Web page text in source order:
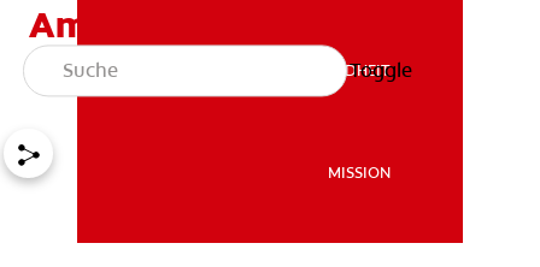
MISSION
MUNDGESUNDHEIT
MISSION
Toggle
Amalgam - Ein
Gesundheitsrisiko?